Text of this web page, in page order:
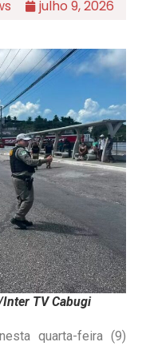
julho 9, 2026
TV Cabugi
quarta-feira (9)